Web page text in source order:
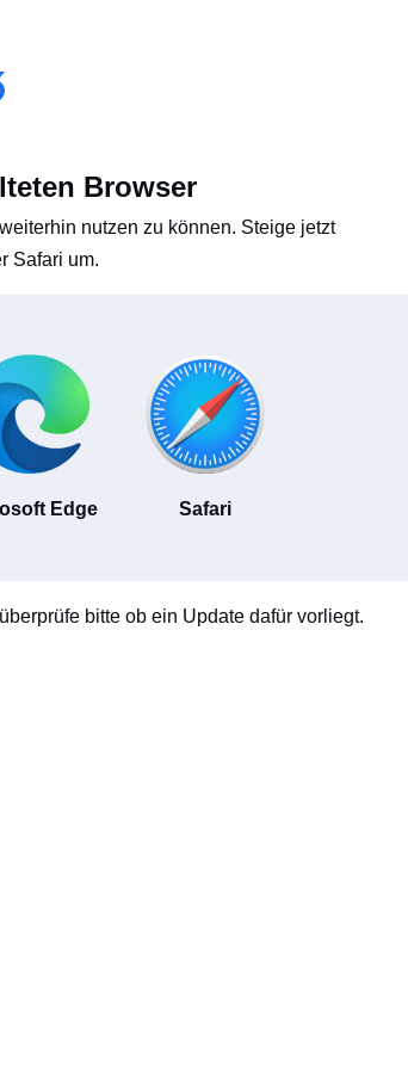
Browser
nutzen zu können. Steige jetzt
Safari um.
Edge Safari
bitte ob ein Update dafür vorliegt.